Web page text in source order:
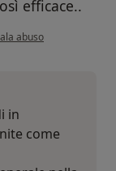
efficace..
l'opinione dell'utente
abuso
in
come